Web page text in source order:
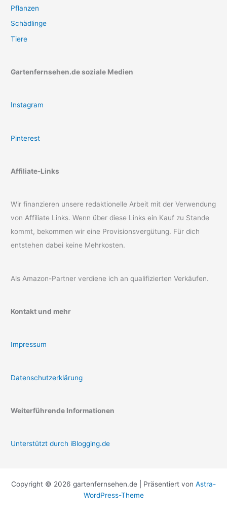
Pflanzen
Schädlinge
Tiere
Gartenfernsehen.de soziale Medien
Instagram
Pinterest
Affiliate-Links
Wir finanzieren unsere redaktionelle Arbeit mit der Verwendung
von Affiliate Links. Wenn über diese Links ein Kauf zu Stande
kommt, bekommen wir eine Provisionsvergütung. Für dich
entstehen dabei keine Mehrkosten.
Als Amazon-Partner verdiene ich an qualifizierten Verkäufen.
Kontakt und mehr
Impressum
Datenschutzerklärung
Weiterführende Informationen
Unterstützt durch iBlogging.de
Copyright © 2026 gartenfernsehen.de | Präsentiert von Astra-
WordPress-Theme